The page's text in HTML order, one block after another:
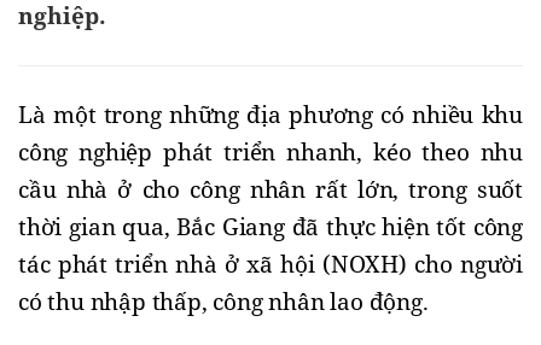
nghiệp.
Là một trong những địa phương có nhiều khu
công nghiệp phát triển nhanh, kéo theo nhu
cầu nhà ở cho công nhân rất lớn, trong suốt
thời gian qua, Bắc Giang đã thực hiện tốt công
tác phát triển nhà ở xã hội (NOXH) cho người
có thu nhập thấp, công nhân lao động.